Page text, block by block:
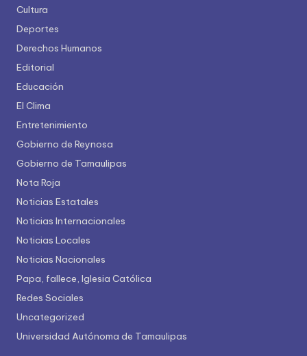
Cultura
Deportes
Derechos Humanos
Editorial
Educación
El Clima
Entretenimiento
Gobierno de Reynosa
Gobierno de Tamaulipas
Nota Roja
Noticias Estatales
Noticias Internacionales
Noticias Locales
Noticias Nacionales
Papa, fallece, Iglesia Católica
Redes Sociales
Uncategorized
Universidad Autónoma de Tamaulipas